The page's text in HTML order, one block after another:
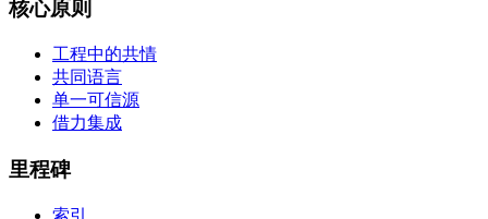
核心原则
工程中的共情
共同语言
单一可信源
借力集成
里程碑
索引